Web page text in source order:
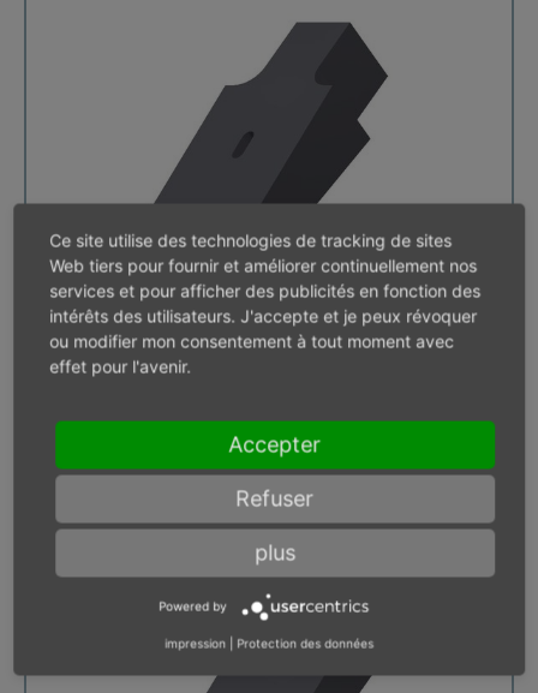
Forme
Carré
Matériel
Caoutchouc
Cône morse MK
1
Mesures
Pied á fouler – carré – 75 x
Ce site utilise des technologies de tracking de sites
Web tiers pour fournir et améliorer continuellement nos
services et pour afficher des publicités en fonction des
intérêts des utilisateurs. J'accepte et je peux révoquer
ou modifier mon consentement à tout moment avec
effet pour l'avenir.
Accepter
Refuser
plus
Powered by
impression Protection des données